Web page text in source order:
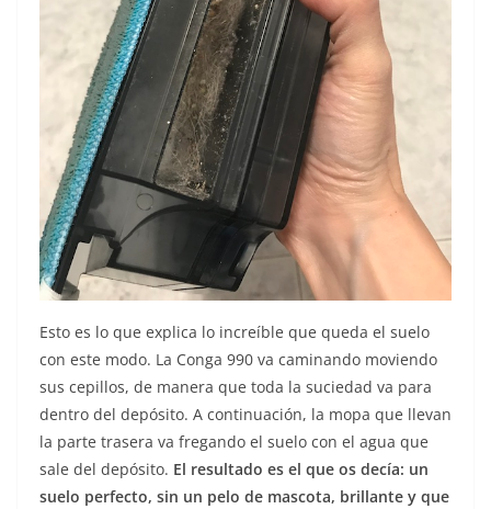
Esto es lo que explica lo increíble que queda el suelo
con este modo. La Conga 990 va caminando moviendo
sus cepillos, de manera que toda la suciedad va para
dentro del depósito. A continuación, la mopa que llevan
la parte trasera va fregando el suelo con el agua que
sale del depósito. El resultado es el que os decía: un
suelo perfecto, sin un pelo de mascota, brillante y que